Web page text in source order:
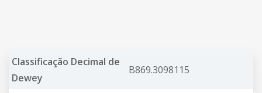
Classificação Decimal de
Dewey
B869.3098115